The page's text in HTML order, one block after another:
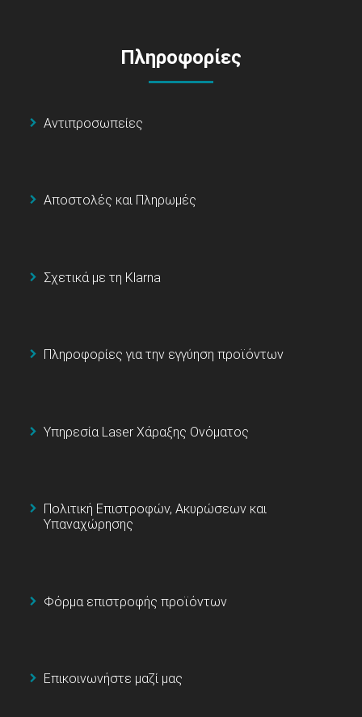
Πληροφορίες
Αντιπροσωπείες
Αποστολές και Πληρωμές
Σχετικά με τη Klarna
Πληροφορίες για την εγγύηση προϊόντων
Υπηρεσία Laser Χάραξης Ονόματος
Πολιτική Επιστροφών, Ακυρώσεων και
Υπαναχώρησης
Φόρμα επιστροφής προϊόντων
Επικοινωνήστε μαζί μας